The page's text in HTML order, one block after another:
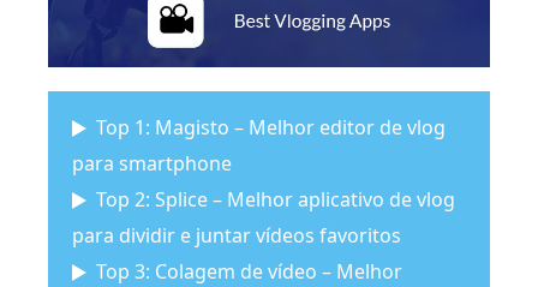
Top 1: Magisto – Melhor editor de vlog
para smartphone
Top 2: Splice – Melhor aplicativo de vlog
para dividir e juntar vídeos favoritos
Top 3: Colagem de vídeo – Melhor